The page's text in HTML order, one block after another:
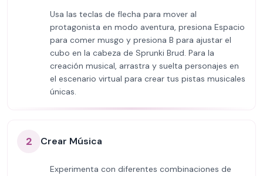
Usa las teclas de flecha para mover al
protagonista en modo aventura, presiona Espacio
para comer musgo y presiona B para ajustar el
cubo en la cabeza de Sprunki Brud. Para la
creación musical, arrastra y suelta personajes en
el escenario virtual para crear tus pistas musicales
únicas.
2 Crear Música
Experimenta con diferentes combinaciones de